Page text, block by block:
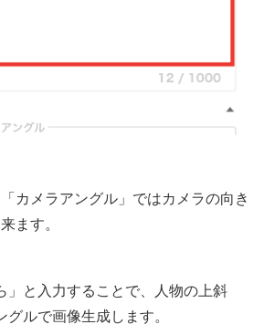
カメラアングル」ではカメラの向き
ます。
」と入力することで、人物の上斜
ルで画像生成します。